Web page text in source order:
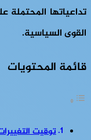
تداعياتها
القوى السياسية.
قائمة المحتويات
توقيت